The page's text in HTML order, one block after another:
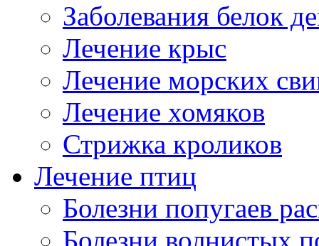
Заболевания белок
Лечение крыс
Лечение морских
Лечение хомяков
Стрижка кроликов
Лечение птиц
Болезни попугаев